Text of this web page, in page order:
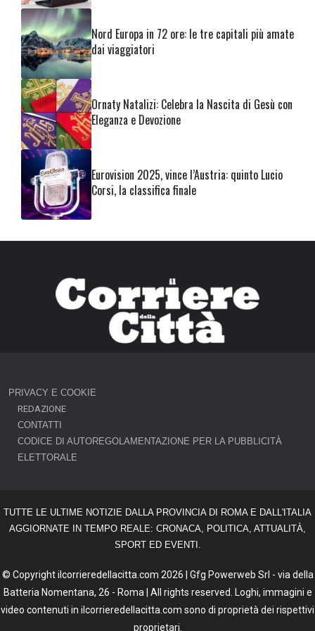
Nord Europa in 72 ore: le tre capitali più amate
dai viaggiatori
Ornaty Natalizi: Celebra la Nascita di Gesù con
Eleganza e Devozione
Eurovision 2025, vince l’Austria: quinto Lucio
Corsi, la classifica finale
PRIVACY E COOKIE
REDAZIONE
CONTATTI
CODICE DI AUTOREGOLAMENTAZIONE PER LA PUBBLICITÀ
ELETTORALE
TUTTE LE ULTIME NOTIZIE DALLA PROVINCIA DI ROMA E DALL'ITALIA
AGGIORNATE IN TEMPO REALE: CRONACA, POLITICA, ATTUALITÀ,
SPORT ED EVENTI.
© Copyright ilcorrieredellacitta.com 2026 | Gfg Powerweb Srl - via della
Batteria Nomentana, 26 - Roma | All rights reserved. Loghi, immagini e
video contenuti in ilcorrieredellacitta.com sono di proprietà dei rispettivi
proprietari.